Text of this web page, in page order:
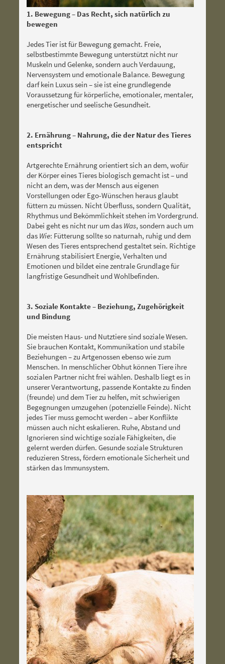
1. Bewegung – Das Recht, sich natürlich zu
bewegen
Jedes Tier ist für Bewegung gemacht. Freie,
selbstbestimmte Bewegung unterstützt nicht nur
Muskeln und Gelenke, sondern auch Verdauung,
Nervensystem und emotionale Balance. Bewegung
darf kein Luxus sein – sie ist eine grundlegende
Voraussetzung für körperliche, emotionaler, mentaler,
energetischer und seelische Gesundheit.
2. Ernährung – Nahrung, die der Natur des Tieres
entspricht
Artgerechte Ernährung orientiert sich an dem, wofür
der Körper eines Tieres biologisch gemacht ist – und
nicht an dem, was der Mensch aus eigenen
Vorstellungen oder Ego-Wünschen heraus glaubt
füttern zu müssen. Nicht Überfluss, sondern Qualität,
Rhythmus und Bekömmlichkeit stehen im Vordergrund.
Dabei geht es nicht nur um das Was, sondern auch um
das Wie: Fütterung sollte so naturnah, ruhig und dem
Wesen des Tieres entsprechend gestaltet sein. Richtige
Ernährung stabilisiert Energie, Verhalten und
Emotionen und bildet eine zentrale Grundlage für
langfristige Gesundheit und Wohlbefinden.
3. Soziale Kontakte – Beziehung, Zugehörigkeit
und Bindung
Die meisten Haus- und Nutztiere sind soziale Wesen.
Sie brauchen Kontakt, Kommunikation und stabile
Beziehungen – zu Artgenossen ebenso wie zum
Menschen. In menschlicher Obhut können Tiere ihre
sozialen Partner nicht frei wählen. Deshalb liegt es in
unserer Verantwortung, passende Kontakte zu finden
(freunde) und dem Tier zu helfen, mit schwierigen
Begegnungen umzugehen (potenzielle Feinde). Nicht
jedes Tier muss gemocht werden – aber Konflikte
müssen auch nicht eskalieren. Ruhe, Abstand und
Ignorieren sind wichtige soziale Fähigkeiten, die
gelernt werden dürfen. Gesunde soziale Strukturen
reduzieren Stress, fördern emotionale Sicherheit und
stärken das Immunsystem.